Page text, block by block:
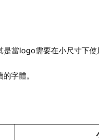
當logo需要在小尺寸下
字體。